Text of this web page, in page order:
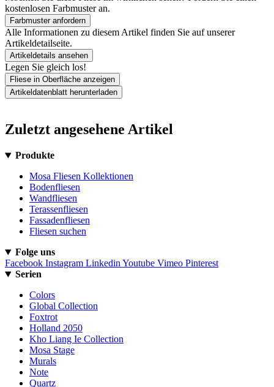
kostenlosen Farbmuster an.
Farbmuster anfordern
Alle Informationen zu diesem Artikel finden Sie auf unserer
Artikeldetailseite.
Artikeldetails ansehen
Legen Sie gleich los!
Fliese in Oberfläche anzeigen
Artikeldatenblatt herunterladen
Zuletzt angesehene Artikel
Produkte
Mosa Fliesen Kollektionen
Bodenfliesen
Wandfliesen
Terassenfliesen
Fassadenfliesen
Fliesen suchen
Folge uns
Facebook Instagram Linkedin Youtube Vimeo Pinterest
Serien
Colors
Global Collection
Foxtrot
Holland 2050
Kho Liang Ie Collection
Mosa Stage
Murals
Note
Quartz